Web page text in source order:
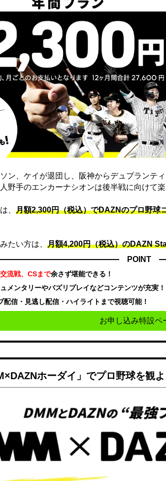
ン、ケイが退団し、阪神からデュプランテ
野手のエンカーナシオンは後半戦に向けて楽
、 月額2,300円（税込）でDAZNのプロ野球
たい方は、 月額4,200円（税込）のDAZN
POINT
流戦、CSまで余さず堪能できる！
メンタリーやバズリプレイなどコンテンツが充実！
配信・見逃し配信・ハイライトまで視聴可能！
お申し込み特設ペ
ホーダイ」でプロ野球を観よ